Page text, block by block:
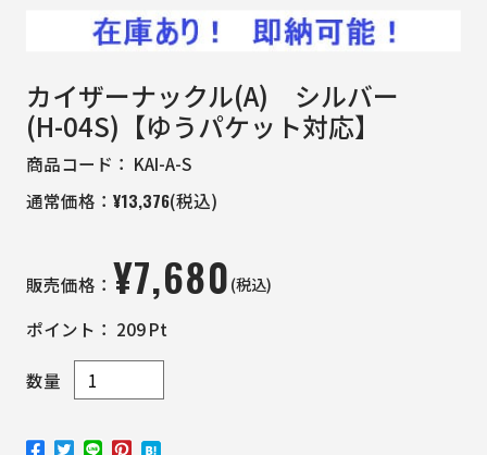
カイザーナックル(A) シルバー
(H-04S)【ゆうパケット対応】
商品コード： KAI-A-S
通常価格： ¥13,376(税込)
販売価格： ¥7,680(税込)
ポイント： 209Pt
数量